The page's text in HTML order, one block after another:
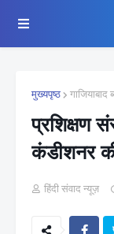
मुख्यपृष्ठ
प्रशिक्षण
कंडीशनर
हिंदी संवाद न्यूज़